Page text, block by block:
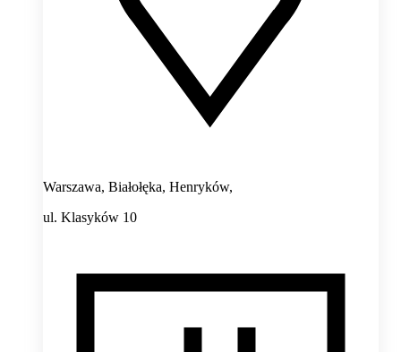
Warszawa, Białołęka, Henryków,
ul. Klasyków 10